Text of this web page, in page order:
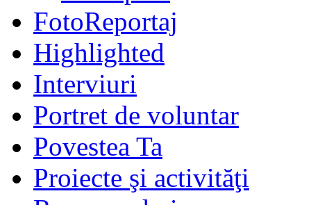
FotoReportaj
Highlighted
Interviuri
Portret de voluntar
Povestea Ta
Proiecte şi activităţi